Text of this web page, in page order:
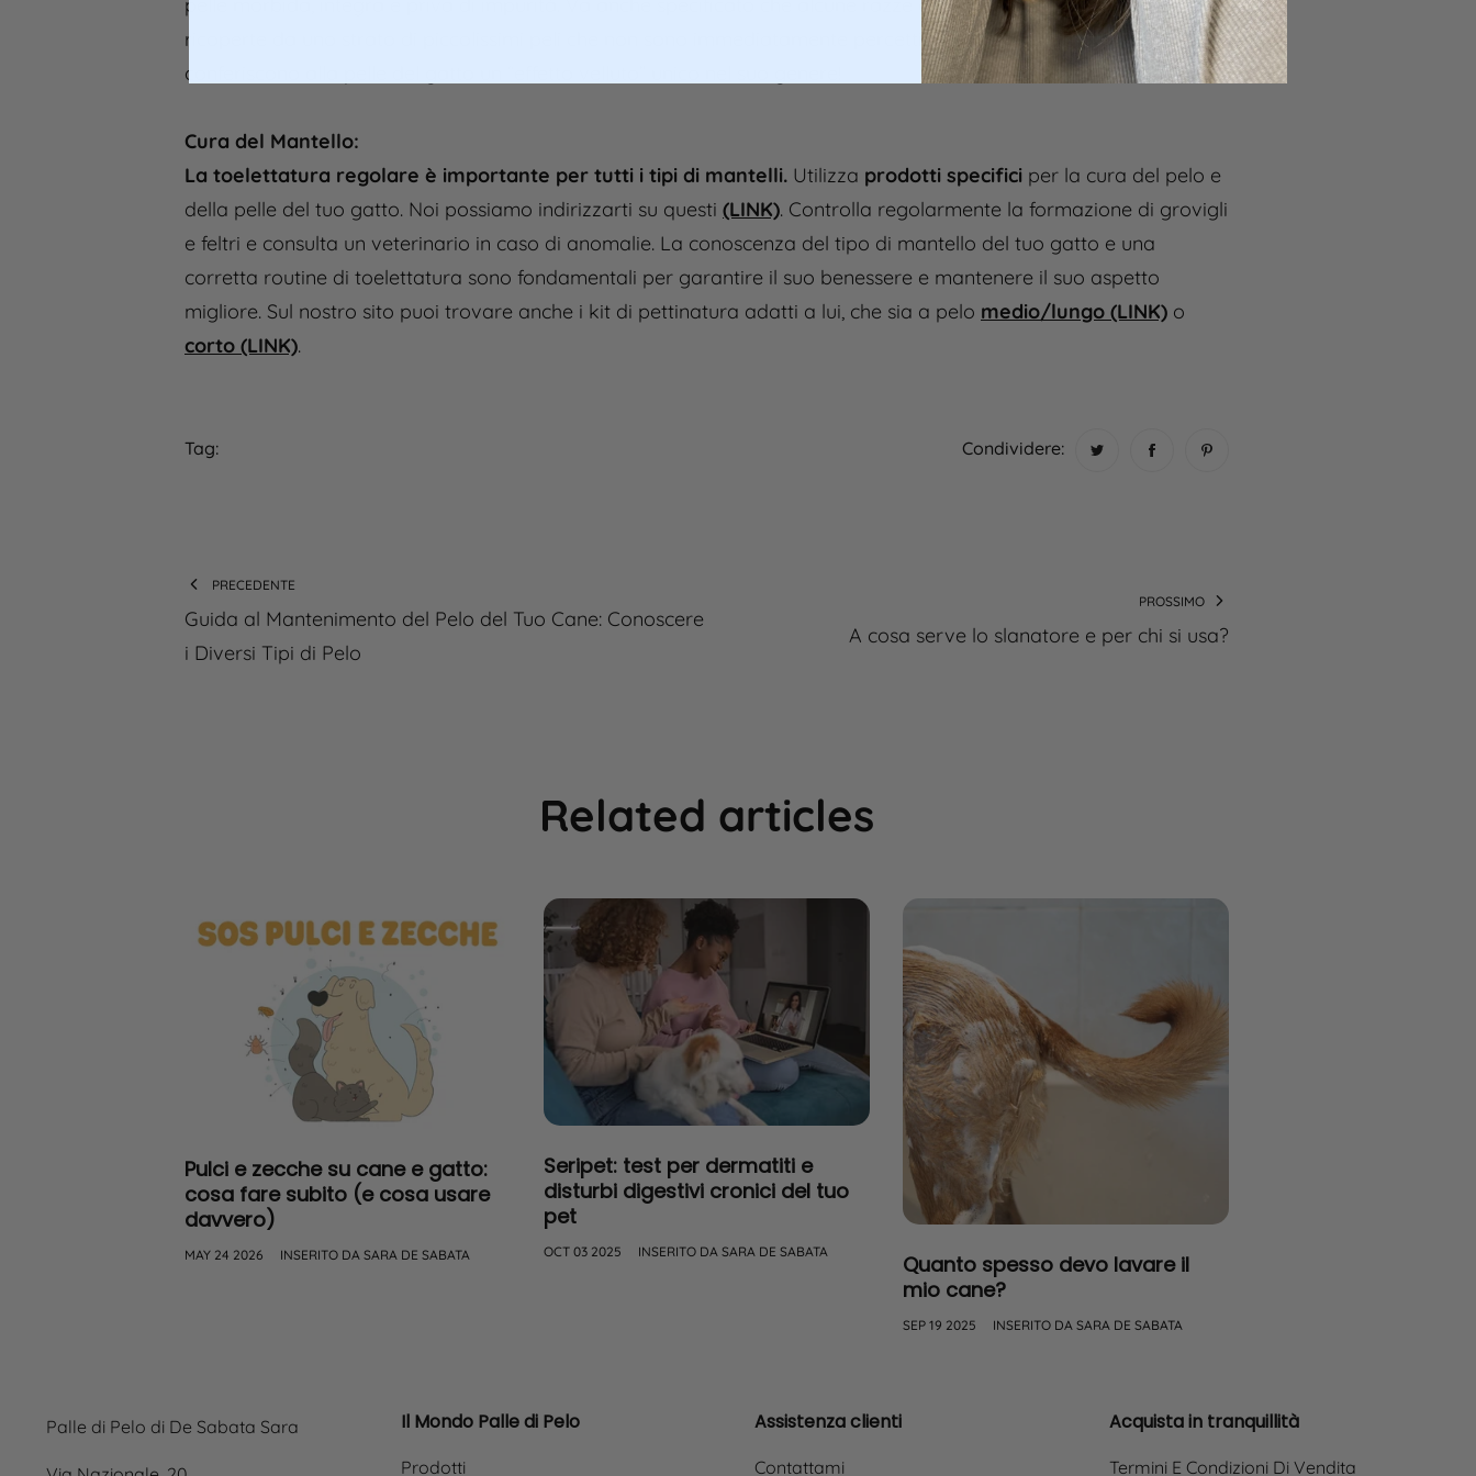
ricoperte da uno strato di piccolissimi peli che non sono immediatamente percettibili alla vista, ma che
conferiscono alla pelle del gatto un “effetto velluto” unico nel suo genere!
Cura del Mantello:
La toelettatura regolare è importante per tutti i tipi di mantelli. Utilizza prodotti specifici per la cura del pelo e
della pelle del tuo gatto. Noi possiamo indirizzarti su questi (LINK). Controlla regolarmente la formazione di grovigli
e feltri e consulta un veterinario in caso di anomalie. La conoscenza del tipo di mantello del tuo gatto e una
corretta routine di toelettatura sono fondamentali per garantire il suo benessere e mantenere il suo aspetto
migliore. Sul nostro sito puoi trovare anche i kit di pettinatura adatti a lui, che sia a pelo medio/lungo (LINK) o
corto (LINK).
Tag: Condividere:
PRECEDENTE
Guida al Mantenimento del Pelo del Tuo Cane: Conoscere
i Diversi Tipi di Pelo
PROSSIMO
A cosa serve lo slanatore e per chi si usa?
Related articles
Pulci e zecche su cane e gatto:
cosa fare subito (e cosa usare
davvero)
MAY 24 2026 INSERITO DA SARA DE SABATA
Seripet: test per dermatiti e
disturbi digestivi cronici del tuo
pet
OCT 03 2025 INSERITO DA SARA DE SABATA
Quanto spesso devo lavare il
mio cane?
SEP 19 2025 INSERITO DA SARA DE SABATA
Palle di Pelo di De Sabata Sara Il Mondo Palle di Pelo
Prodotti
Assistenza clienti
Contattami
Acquista in tranquillità
Termini E Condizioni Di Vendita